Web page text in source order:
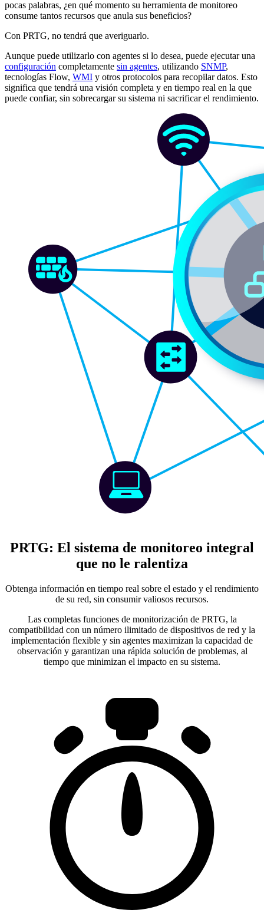
pocas palabras, ¿en qué momento su herramienta de monitoreo
consume tantos recursos que anula sus beneficios?
Con PRTG, no tendrá que averiguarlo.
Aunque puede utilizarlo con agentes si lo desea, puede ejecutar una
configuración completamente sin agentes, utilizando SNMP,
tecnologías Flow, WMI y otros protocolos para recopilar datos. Esto
significa que tendrá una visión completa y en tiempo real en la que
puede confiar, sin sobrecargar su sistema ni sacrificar el rendimiento.
PRTG: El sistema de monitoreo integral
que no le ralentiza
Obtenga información en tiempo real sobre el estado y el rendimiento
de su red, sin consumir valiosos recursos.
Las completas funciones de monitorización de PRTG, la
compatibilidad con un número ilimitado de dispositivos de red y la
implementación flexible y sin agentes maximizan la capacidad de
observación y garantizan una rápida solución de problemas, al
tiempo que minimizan el impacto en su sistema.